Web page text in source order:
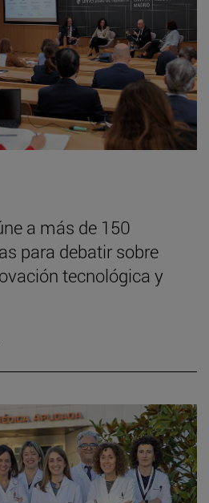
a más de 150
para debatir sobre
tecnológica y